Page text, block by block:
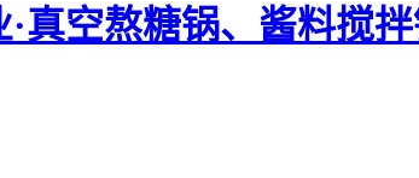
·真空熬糖锅、酱料搅